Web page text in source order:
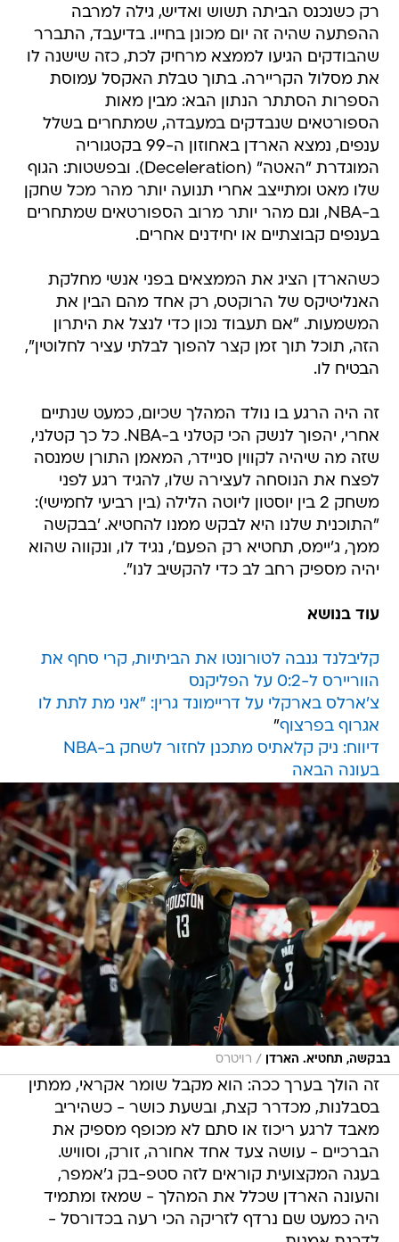
רק כשנכנס הביתה תשוש ואדיש, גילה למרבה
ההפתעה שהיה זה יום מכונן בחייו. בדיעבד, התברר
שהבודקים הגיעו לממצא מרחיק לכת, כזה שישנה לו
את מסלול הקריירה. בתוך טבלת האקסל עמוסת
הספרות הסתתר הנתון הבא: מבין מאות
הספורטאים שנבדקים במעבדה, שמתחרים בשלל
ענפים, נמצא הארדן באחוזון ה-99 בקטגוריה
המוגדרת "האטה" (Deceleration). ובפשטות: הגוף
שלו מאט ומתייצב אחרי תנועה יותר מהר מכל שחקן
ב-NBA, וגם מהר יותר מרוב הספורטאים שמתחרים
בענפים קבוצתיים או יחידנים אחרים.
כשהארדן הציג את הממצאים בפני אנשי מחלקת
האנליטיקס של הרוקטס, רק אחד מהם הבין את
המשמעות. "אם תעבוד נכון כדי לנצל את היתרון
הזה, תוכל תוך זמן קצר להפוך לבלתי עציר לחלוטין",
הבטיח לו.
זה היה הרגע בו נולד המהלך שכיום, כמעט שנתיים
אחרי, יהפוך לנשק הכי קטלני ב-NBA. כל כך קטלני,
שזה מה שיהיה לקווין סניידר, המאמן התורן שמנסה
לפצח את הנוסחה לעצירה שלו, להגיד רגע לפני
משחק 2 בין יוסטון ליוטה הלילה (בין רביעי לחמישי):
"התוכנית שלנו היא לבקש ממנו להחטיא. 'בבקשה
ממך, ג'יימס, תחטיא רק הפעם', נגיד לו, ונקווה שהוא
יהיה מספיק רחב לב כדי להקשיב לנו".
עוד בנושא
קליבלנד גנבה לטורונטו את הביתיות, קרי סחף את
הווריירס ל-0:2 על הפליקנס
צ'ארלס בארקלי על דריימונד גרין: "אני מת לתת לו
אגרוף בפרצוף"
דיווח: ניק קלאתיס מתכנן לחזור לשחק ב-NBA
בעונה הבאה
בבקשה, תחטיא. הארדן / רויטרס
זה הולך בערך ככה: הוא מקבל שומר אקראי, ממתין
בסבלנות, מכדרר קצת, ובשעת כושר - כשהיריב
מאבד לרגע ריכוז או סתם לא מכופף מספיק את
הברכיים - עושה צעד אחד אחורה, זורק, וסוויש.
בעגה המקצועית קוראים לזה סטפ-בק ג'אמפר,
והעונה הארדן שכלל את המהלך - שמאז ומתמיד
היה כמעט שם נרדף לזריקה הכי רעה בכדורסל -